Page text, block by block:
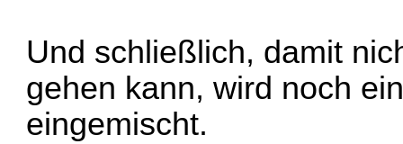
Und schließlich, damit
gehen kann, wird noch
eingemischt.